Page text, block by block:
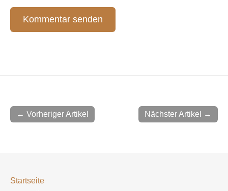
Nächster Artikel →
← Vorheriger Artikel
Startseite